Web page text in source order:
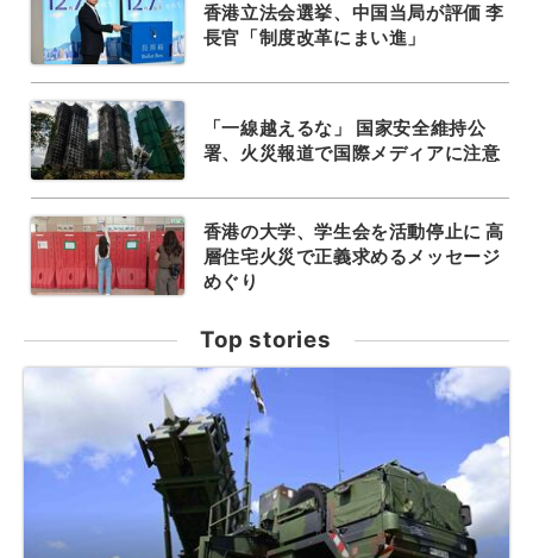
香港立法会選挙、中国当局が評価 李
長官「制度改革にまい進」
「一線越えるな」 国家安全維持公
署、火災報道で国際メディアに注意
香港の大学、学生会を活動停止に 高
層住宅火災で正義求めるメッセージ
めぐり
Top stories